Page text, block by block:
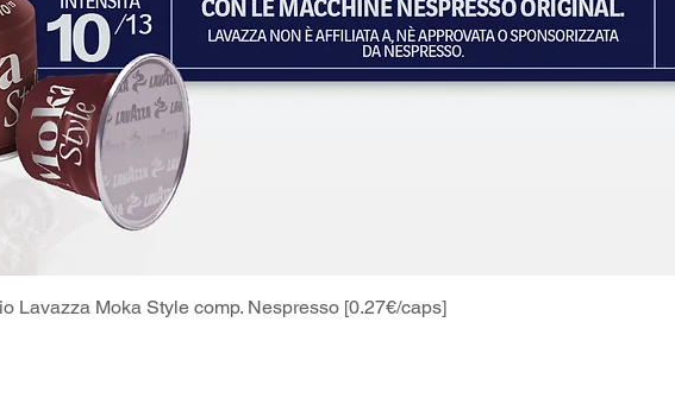
Schnellansicht
Lavazza Moka Style comp. Nespresso [0.27€/caps]